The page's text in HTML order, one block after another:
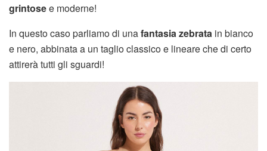
grintosee moderne!
In questo caso parliamo di unafantasia zebrata in bianco
e nero, abbinata a un taglio classico e lineare che di certo
attirerà tutti gli sguardi!